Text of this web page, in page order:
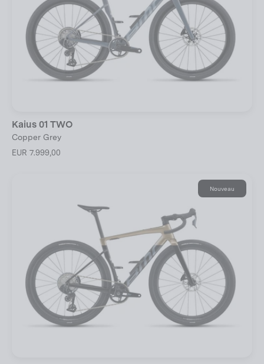
Kaius 01 TWO
Copper Grey
EUR 7.999,00
Nouveau